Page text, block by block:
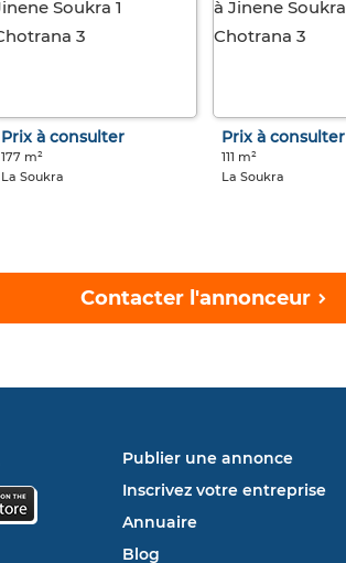
Prix à consulter
177 m²
La Soukra
Prix à consulter
111 m²
La Soukra
Contacter l'annonceur
Publier une annonce
Inscrivez votre entreprise
Annuaire
Blog